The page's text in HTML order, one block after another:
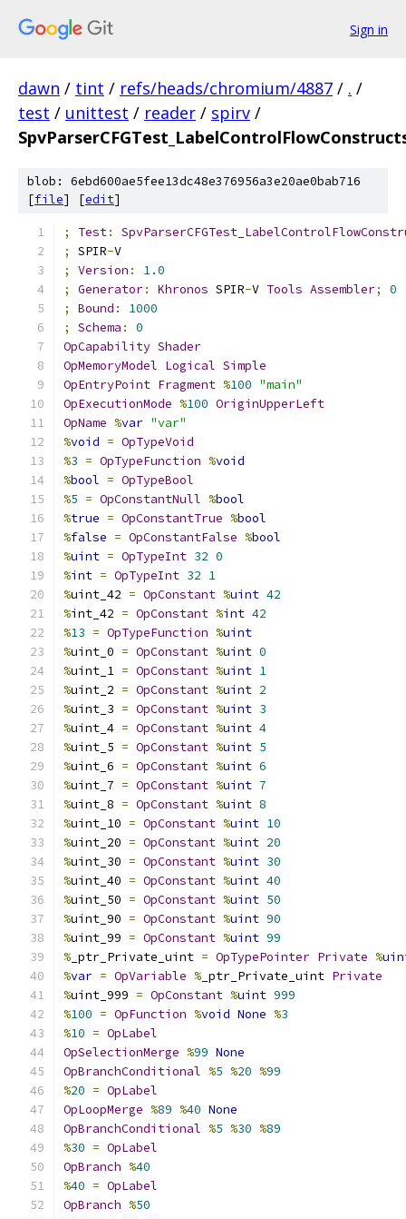
Sign in
dawn / tint / refs/heads/chromium/4887 / . /
test / unittest / reader / spirv /
blob: 6ebd600ae5fee13dc48e376956a3e20ae0bab716
[file] [edit]
; Test:
;
SPIR-V
;
Version :
1.0
;
Generator: Khronos SPIR-V Tools Assembler;
0
;
Bound :
1000
;
Schema :
0
OpCapability Shader
OpMemoryModel Logical Simple
OpEntryPoint Fragment %100 "main"
OpExecutionMode %100 OriginUpperLeft
OpName %var "var"
%void = OpTypeVoid
%3 = OpTypeFunction %void
%bool = OpTypeBool
%5 = OpConstantNull %bool
%true = OpConstantTrue %bool
%false = OpConstantFalse %bool
%uint = OpTypeInt 32 0
%int = OpTypeInt 32 1
%uint_42 = OpConstant %uint 42
%int_42 = OpConstant %int 42
%13 = OpTypeFunction %uint
%uint_0 = OpConstant %uint 0
%uint_1 = OpConstant %uint 1
%uint_2 = OpConstant %uint 2
%uint_3 = OpConstant %uint 3
%uint_4 = OpConstant %uint 4
%uint_5 = OpConstant %uint 5
%uint_6 = OpConstant %uint 6
%uint_7 = OpConstant %uint 7
%uint_8 = OpConstant %uint 8
%uint_10 = OpConstant %uint 10
%uint_20 = OpConstant %uint 20
%uint_30 = OpConstant %uint 30
%uint_40 = OpConstant %uint 40
%uint_50 = OpConstant %uint 50
%uint_90 = OpConstant %uint 90
%uint_99 = OpConstant %uint 99
% _ptr_Private_uint = OpTypePointer Private %
%var = OpVariable % _ptr_Private_uint Private
%uint_999 = OpConstant %uint 999
%100 = OpFunction %void None %3
%10 = OpLabel
OpSelectionMerge %99 None
OpBranchConditional %5 %20 %99
%20 = OpLabel
OpLoopMerge %89 %40 None
OpBranchConditional %5 %30 %89
%30 = OpLabel
OpBranch %40
%40 = OpLabel
OpBranch %50